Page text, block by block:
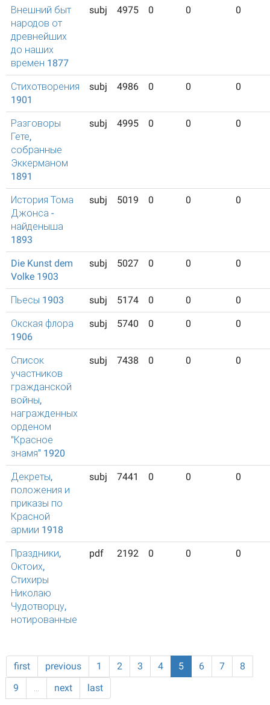
Внешний быт
народов от
древнейших
до наших
времен 1877
subj 4975 0 0 0
Стихотворения
1901
subj 4986 0 0 0
Разговоры
Гете,
собранные
Эккерманом
1891
subj 4995 0 0 0
История Тома
Джонса -
найденыша
1893
subj 5019 0 0 0
Die Kunst dem
Volke 1903
subj 5027 0 0 0
Пьесы 1903 subj 5174 0 0 0
Окская флора
1906
subj 5740 0 0 0
Список
участников
гражданской
войны,
награжденных
орденом
"Красное
знамя" 1920
subj 7438 0 0 0
Декреты,
положения и
приказы по
Красной
армии 1918
subj 7441 0 0 0
Праздники,
Октоих,
Стихиры
Николаю
Чудотворцу,
нотированные
pdf 2192 0 0 0
first previous 1 2 3 4 5 6 7
8
9
… next last